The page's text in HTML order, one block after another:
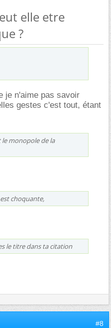
elle etre
?
je n'aime pas savoir
gestes c'est tout, étant
le monopole de la
choquante,
le titre dans ta citation
#8